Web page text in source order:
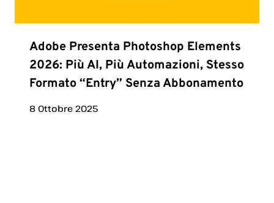
Adobe Presenta Photoshop Elements
2026: Più AI, Più Automazioni, Stesso
Formato “entry” Senza Abbonamento
8 Ottobre 2025